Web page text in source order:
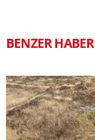
BENZER